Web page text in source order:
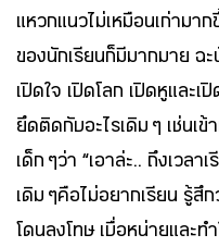
แหวกแนวไม่เหมือนเก่ามา
ของนักเรียนก็มีมากมาย ฉ
เปิดใจ เปิดโลก เปิดหูและ
ยึดติดกับอะไรเดิม ๆ เช่นเ
เด็ก ๆว่า “เอาล่ะ.. ถึงเวล
เดิม ๆคือไม่อยากเรียน รู้สึ
โดนลงโทษ เบื่อหน่ายและท